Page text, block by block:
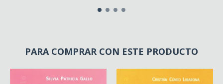
PARA COMPRAR CON ESTE PRODUCTO